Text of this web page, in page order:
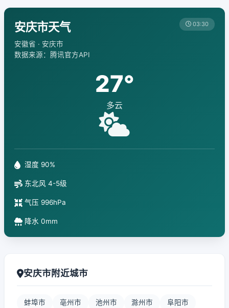
安庆市天气
安徽省 · 安庆市
数据来源：腾讯官方API
03:30
27°
多云
湿度 90%
东北风 4-5级
气压 996hPa
降水 0mm
安庆市附近城市
蚌埠市 亳州市 池州市 滁州市 阜阳市